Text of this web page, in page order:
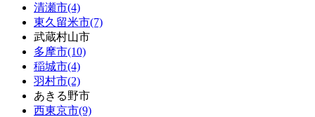
清瀬市(4)
東久留米市(7)
武蔵村山市
多摩市(10)
稲城市(4)
羽村市(2)
あきる野市
西東京市(9)